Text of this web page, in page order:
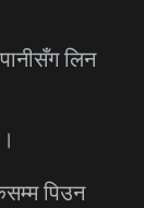
लिन
पिउन